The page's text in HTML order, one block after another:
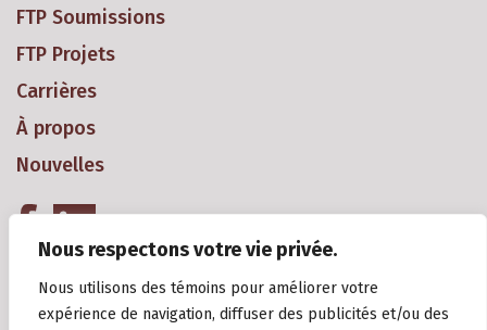
Nous respectons votre vie privée.
Nous utilisons des témoins pour améliorer votre
expérience de navigation, diffuser des publicités et/ou des
FTP Soumissions
FTP Projets
Carrières
À propos
Nouvelles